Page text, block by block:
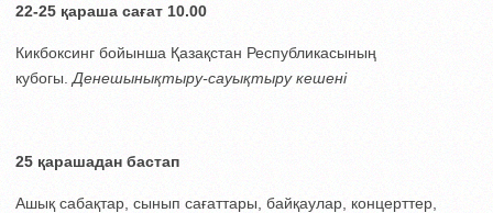
22-25 қараша сағат 10.00
Кикбоксинг бойынша Қазақстан Республикасының
кубогы. Денешынықтыру-сауықтыру кешені
25 қарашадан бастап
Ашық сабақтар, сынып сағаттары, байқаулар, концерттер,